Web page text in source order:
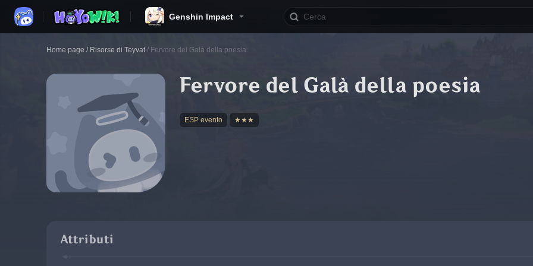
Genshin Impact
Home page / Risorse di Teyvat / Fervore del Galà della poesia
Fervore del Galà della poesia
ESP evento ★★★
Attributi